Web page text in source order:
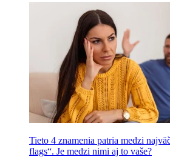
Tieto 4 znamenia patria medzi
flags“. Je medzi nimi aj to vaše?